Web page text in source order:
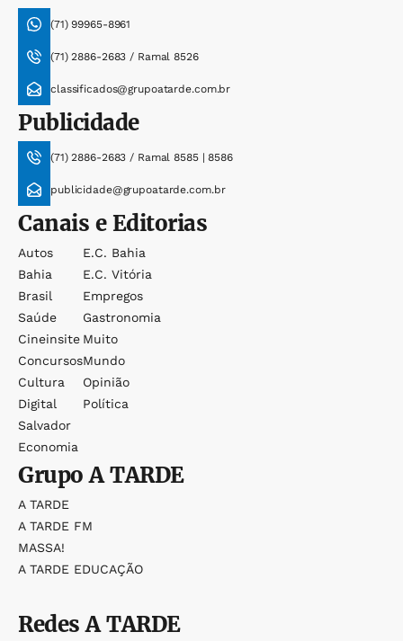
(71) 99965-8961
(71) 2886-2683 / Ramal 8526
classificados@grupoatarde.com.br
Publicidade
(71) 2886-2683 / Ramal 8585 | 8586
publicidade@grupoatarde.com.br
Canais e Editorias
Autos
Bahia
Brasil
Saúde
Cineinsite
Concursos
Cultura
Digital
Salvador
Economia
E.c. Bahia
E.c. Vitória
Empregos
Gastronomia
Muito
Mundo
Opinião
Política
GrupoA TARDE
A TARDE
A TARDE FM
MASSA!
A TARDE EDUCAÇÃO
RedesA TARDE